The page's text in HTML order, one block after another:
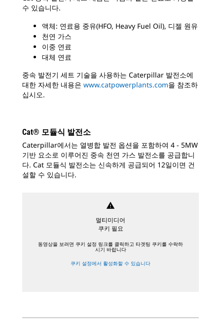
수 있습니다.
액체: 연료용 중유(HFO, Heavy Fuel Oil), 디젤 원유
천연 가스
이중 연료
대체 연료
중속 발전기 세트 기술을 사용하는 Caterpillar 발전소에
대한 자세한 내용은 www.catpowerplants.com을 참조하
십시오.
Cat® 모듈식 발전소
Caterpillar에서는 열병합 발전 옵션을 포함하여 4 - 5MW
기반 요소로 이루어진 중속 천연 가스 발전소를 공급합니
다. Cat 모듈식 발전소는 신속하게 공급되어 12일이면 건
설할 수 있습니다.
warning
멀티미디어
쿠키 필요
동영상을 보려면 쿠키 설정 링크를 클릭하고 타겟팅 쿠키를 수락하
시기 바랍니다
쿠키 설정에서 활성화할 수 있습니다